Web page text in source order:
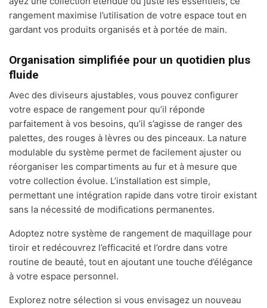
rangement maximise l’utilisation de votre espace tout en
gardant vos produits organisés et à portée de main.
Organisation simplifiée pour un quotidien plus
fluide
Avec des diviseurs ajustables, vous pouvez configurer
votre espace de rangement pour qu’il réponde
parfaitement à vos besoins, qu’il s’agisse de ranger des
palettes, des rouges à lèvres ou des pinceaux. La nature
modulable du système permet de facilement ajuster ou
réorganiser les compartiments au fur et à mesure que
votre collection évolue. L’installation est simple,
permettant une intégration rapide dans votre tiroir existant
sans la nécessité de modifications permanentes.
Adoptez notre système de rangement de maquillage pour
tiroir et redécouvrez l’efficacité et l’ordre dans votre
routine de beauté, tout en ajoutant une touche d’élégance
à votre espace personnel.
Explorez notre sélection si vous envisagez un nouveau